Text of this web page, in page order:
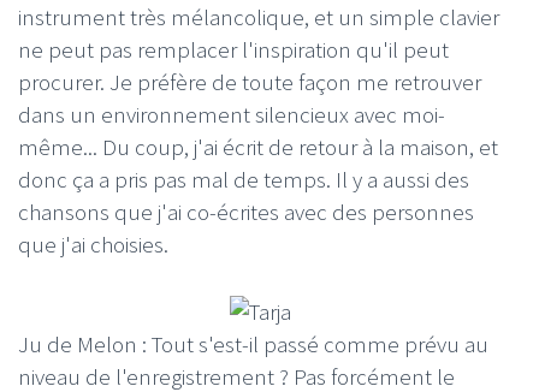
instrument très mélancolique, et un simple clavier
ne peut pas remplacer l'inspiration qu'il peut
procurer. Je préfère de toute façon me retrouver
dans un environnement silencieux avec moi-
même... Du coup, j'ai écrit de retour à la maison, et
donc ça a pris pas mal de temps. Il y a aussi des
chansons que j'ai co-écrites avec des personnes
que j'ai choisies.
Ju de Melon : Tout s'est-il passé comme prévu au
niveau de l'enregistrement ? Pas forcément le